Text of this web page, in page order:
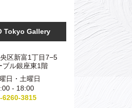
Tokyo Gallery
区新富1丁目7−5
ブル銀座東1階
日・土曜日
- 18:00
6260-3815